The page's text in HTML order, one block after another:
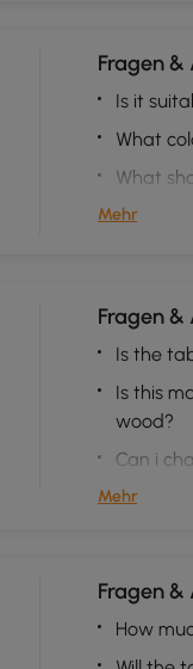
Fragen
Is it
What
What
Mehr
Fragen
Is the
Is this
wood?
Can i
Mehr
Fragen &
How